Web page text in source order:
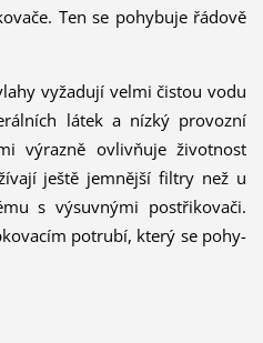
Ten se pohybuje řádově
vyžadují velmi čistou vodu
látek a nízký provozní
výrazně ovlivňuje životnost
ještě jemnější filtry než u
s výsuvnými postřikovači.
potrubí, který se pohy­